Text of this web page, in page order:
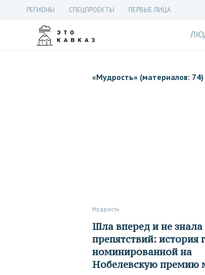
РЕГИОНЫ СПЕЦПРОЕКТЫ ПЕРВЫЕ ЛИЦА
«Мудрость» (материалов: 74)
Мудрость
Шла вперед и не знала
препятствий: история
номинированной на
Нобелевскую премию